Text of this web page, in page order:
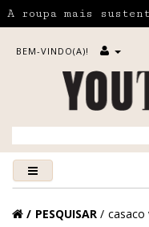
A roupa mais
BEM-VINDO(A)!
PESQUISAR casaco